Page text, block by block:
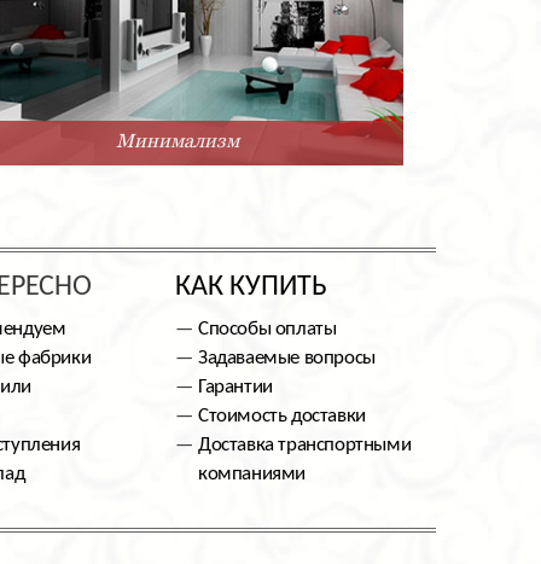
Минимализм
фабрики
КАК КУПИТЬ
Способы оплаты
Задаваемые вопросы
Гарантии
Стоимость доставки
Доставка транспортными
компаниями